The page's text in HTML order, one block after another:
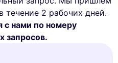
течение 2 рабочих дней.
с нами по номеру
запросов.